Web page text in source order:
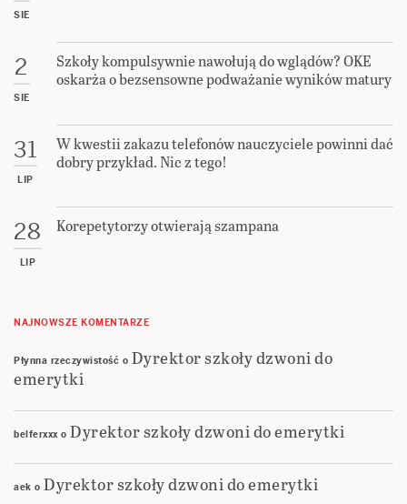
SIE
2
SIE
Szkoły kompulsywnie nawołują do wglądów? OKE
oskarża o bezsensowne podważanie wyników matury
31
LIP
W kwestii zakazu telefonów nauczyciele powinni dać
dobry przykład. Nic z tego!
28
LIP
Korepetytorzy otwierają szampana
NAJNOWSZE KOMENTARZE
Płynna rzeczywistość o Dyrektor szkoły dzwoni do
emerytki
belferxxxo Dyrektor szkoły dzwoni do emerytki
aek o Dyrektor szkoły dzwoni do emerytki